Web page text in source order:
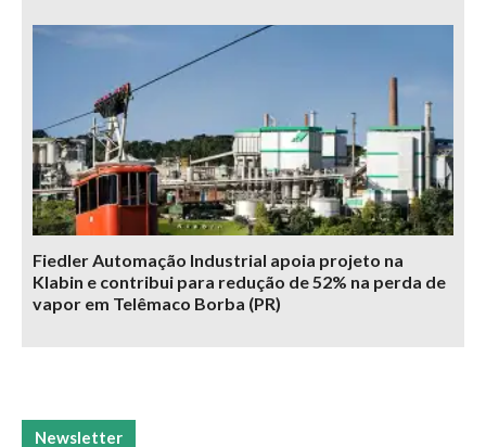
Fiedler Automação Industrial apoia projeto na
Klabin e contribui para redução de 52% na perda de
vapor em Telêmaco Borba (PR)
Newsletter